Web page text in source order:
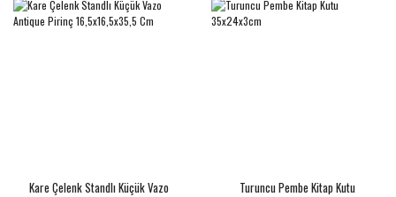
Kare Çelenk Standlı Küçük Vazo
Turuncu Pembe Kitap Kutu